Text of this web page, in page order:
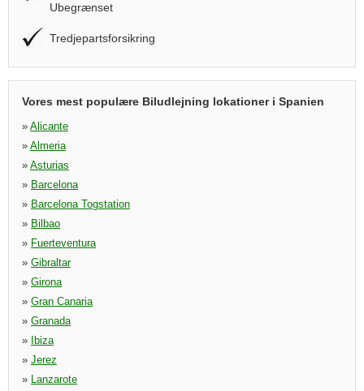
Ubegrænset
Tredjepartsforsikring
Vores mest populære Biludlejning lokationer i Spanien
» Alicante
» Almeria
» Asturias
» Barcelona
» Barcelona Togstation
» Bilbao
» Fuerteventura
» Gibraltar
» Girona
» Gran Canaria
» Granada
»
Ibiza
» Jerez
» Lanzarote